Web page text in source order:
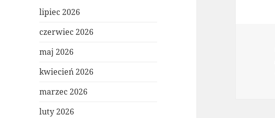
lipiec 2026
czerwiec 2026
maj 2026
kwiecień 2026
marzec 2026
luty 2026